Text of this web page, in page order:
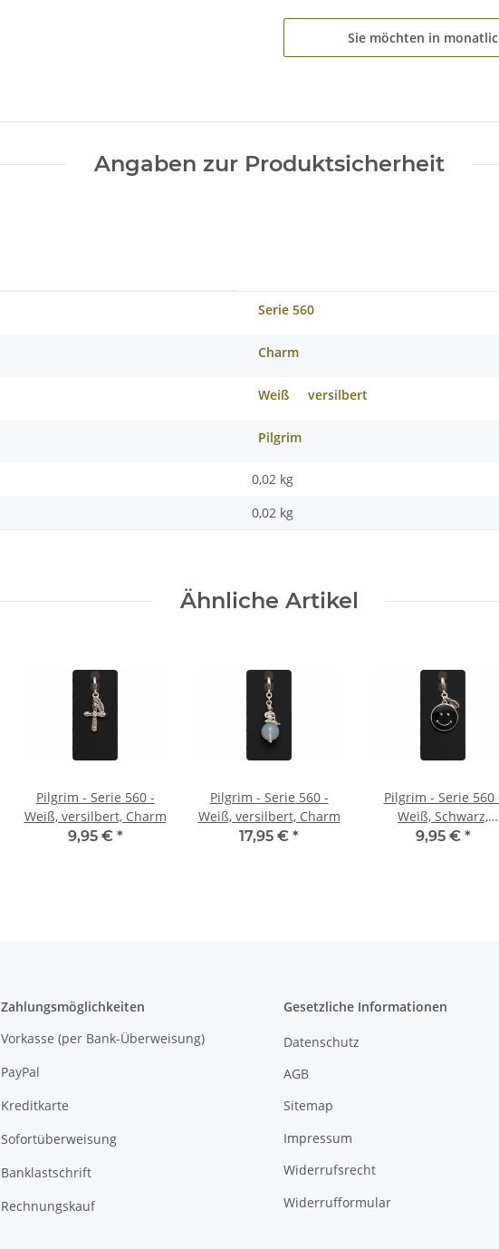
Sie möchten in
Angaben zur Produktsicherheit
Serie 560
Charm
Weiß versilbert
Pilgrim
0,02 kg
0,02 kg
Ähnliche Artikel
Pilgrim - Serie 560 -
Weiß, versilbert, Charm
9,95 € *
Pilgrim - Serie 560 -
Weiß, versilbert, Charm
17,95 € *
Pilgrim - Serie 560
Weiß, Schwarz,
versilbert, Charm
9,95 € *
Zahlungsmöglichkeiten
Vorkasse (per Bank-Überweisung)
PayPal
Kreditkarte
Sofortüberweisung
Banklastschrift
Rechnungskauf
Gesetzliche Informationen
Datenschutz
AGB
Sitemap
Impressum
Widerrufsrecht
Widerrufformular